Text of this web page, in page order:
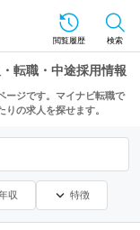
閲覧履歴 検索
転職・中途採用情報
ージです。マイナビ転職で
の求人を探せます。
収 特徴